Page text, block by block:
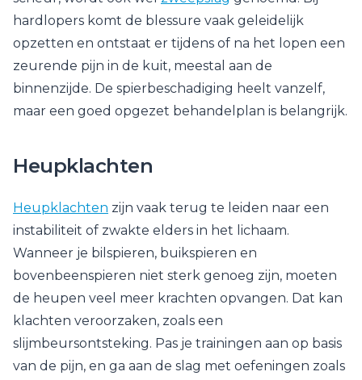
hardlopers komt de blessure vaak geleidelijk
opzetten en ontstaat er tijdens of na het lopen een
zeurende pijn in de kuit, meestal aan de
binnenzijde. De spierbeschadiging heelt vanzelf,
maar een goed opgezet behandelplan is belangrijk.
Heupklachten
Heupklachten zijn vaak terug te leiden naar een
instabiliteit of zwakte elders in het lichaam.
Wanneer je bilspieren, buikspieren en
bovenbeenspieren niet sterk genoeg zijn, moeten
de heupen veel meer krachten opvangen. Dat kan
klachten veroorzaken, zoals een
slijmbeursontsteking. Pas je trainingen aan op basis
van de pijn, en ga aan de slag met oefeningen zoals